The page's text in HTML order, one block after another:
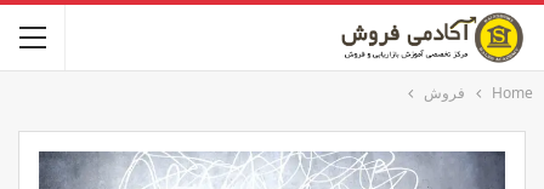
Home فروش